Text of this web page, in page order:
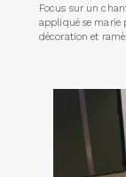
Focus sur un
appliqué se marie
décoration et